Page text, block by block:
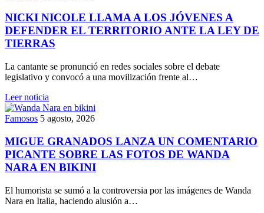
NICKI NICOLE LLAMA A LOS JÓVENES A
DEFENDER EL TERRITORIO ANTE LA LEY DE
TIERRAS
La cantante se pronunció en redes sociales sobre el debate
legislativo y convocó a una movilización frente al…
Leer noticia
Famosos 5 agosto, 2026
MIGUE GRANADOS LANZA UN COMENTARIO
PICANTE SOBRE LAS FOTOS DE WANDA
NARA EN BIKINI
El humorista se sumó a la controversia por las imágenes de Wanda
Nara en Italia, haciendo alusión a…